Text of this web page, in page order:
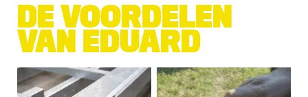
DE VOORDELEN
VAN EDUARD